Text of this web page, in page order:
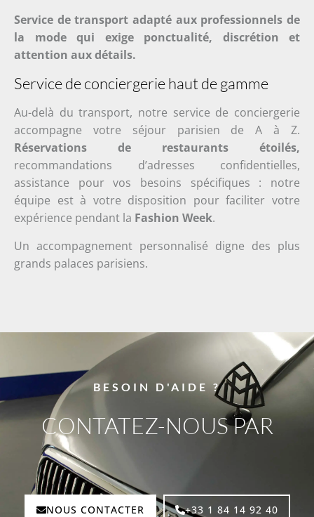
Service de transport adapté aux professionnels de
la mode qui exige ponctualité, discrétion et
attention aux détails.
Service de conciergerie haut de gamme
Au-delà du transport, notre service de conciergerie
accompagne votre séjour parisien de A à Z.
Réservations de restaurants étoilés,
recommandations d’adresses confidentielles,
assistance pour vos besoins spécifiques : notre
équipe est à votre disposition pour faciliter votre
expérience pendant la Fashion Week.
Un accompagnement personnalisé digne des plus
grands palaces parisiens.
BESOIN D'AIDE ?
CONTATEZ-NOUS PAR
E-
NOUS CONTACTER +33 1 84 14 92 40